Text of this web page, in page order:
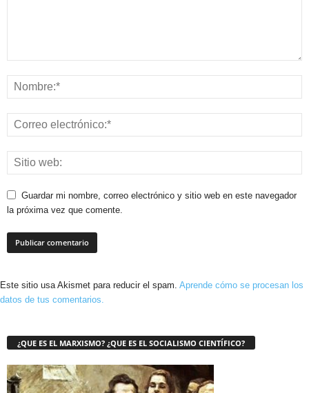
Guardar mi nombre, correo electrónico y sitio web en este navegador
la próxima vez que comente.
Este sitio usa Akismet para reducir el spam. Aprende cómo se procesan los
datos de tus comentarios.
¿QUE ES EL MARXISMO? ¿QUE ES EL SOCIALISMO CIENTÍFICO?